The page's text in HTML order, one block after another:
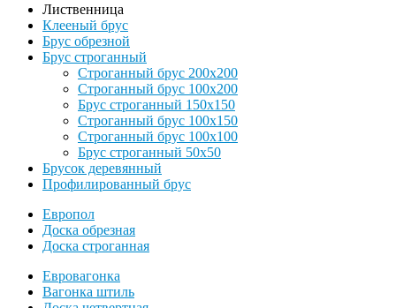
Лиственница
Клееный брус
Брус обрезной
Брус строганный
Строганный брус 200х200
Строганный брус 100х200
Брус строганный 150х150
Строганный брус 100х150
Строганный брус 100х100
Брус строганный 50х50
Брусок деревянный
Профилированный брус
Европол
Доска обрезная
Доска строганная
Евровагонка
Вагонка штиль